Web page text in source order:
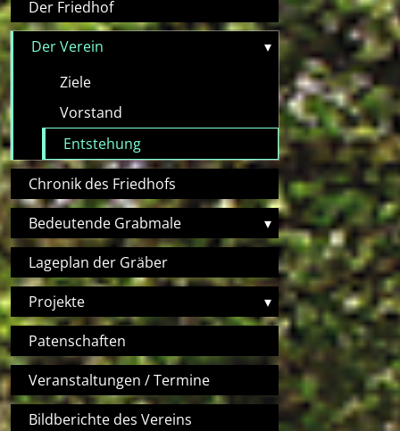
Der Friedhof
Der Verein
▾
Ziele
Vorstand
Entstehung
Chronik des Friedhofs
Bedeutende Grabmale
▾
Lageplan der Gräber
Projekte
▾
Patenschaften
Veranstaltungen / Termine
Bildberichte des Vereins